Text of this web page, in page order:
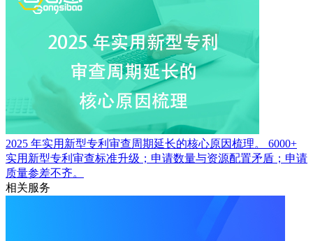
2025 年实用新型专利审查周期延长的核心原因梳理。
6000+
实用新型专利审查标准升级；申请数量与资源配置矛盾；申请
质量参差不齐。
相关服务